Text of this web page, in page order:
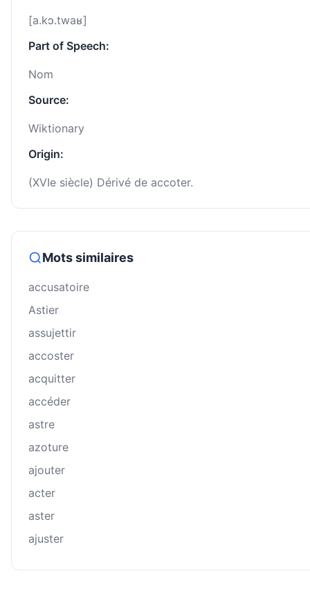
[a.kɔ.twaʁ]
Part of Speech:
Nom
Source:
Wiktionary
Origin:
(XVIe siècle) Dérivé de accoter.
Mots similaires
accusatoire
Astier
assujettir
accoster
acquitter
accéder
astre
azoture
ajouter
acter
aster
ajuster